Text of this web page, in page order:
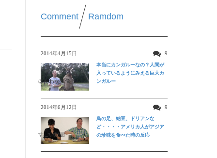
Comment Ramdom
2014年4月15日 9
ほんわか映像
本当にカンガルーなの？人間が
入っているようにみえる巨大カ
ンガルー
2014年6月12日 9
すごい動画
鳥の足、納豆、ドリアンな
ど・・・・アメリカ人がアジア
の珍味を食べた時の反応